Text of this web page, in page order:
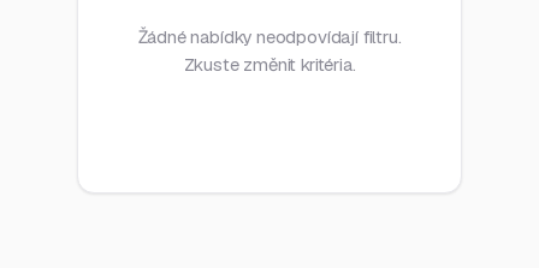
Žádné nabídky neodpovídají filtru.
Zkuste změnit kritéria.